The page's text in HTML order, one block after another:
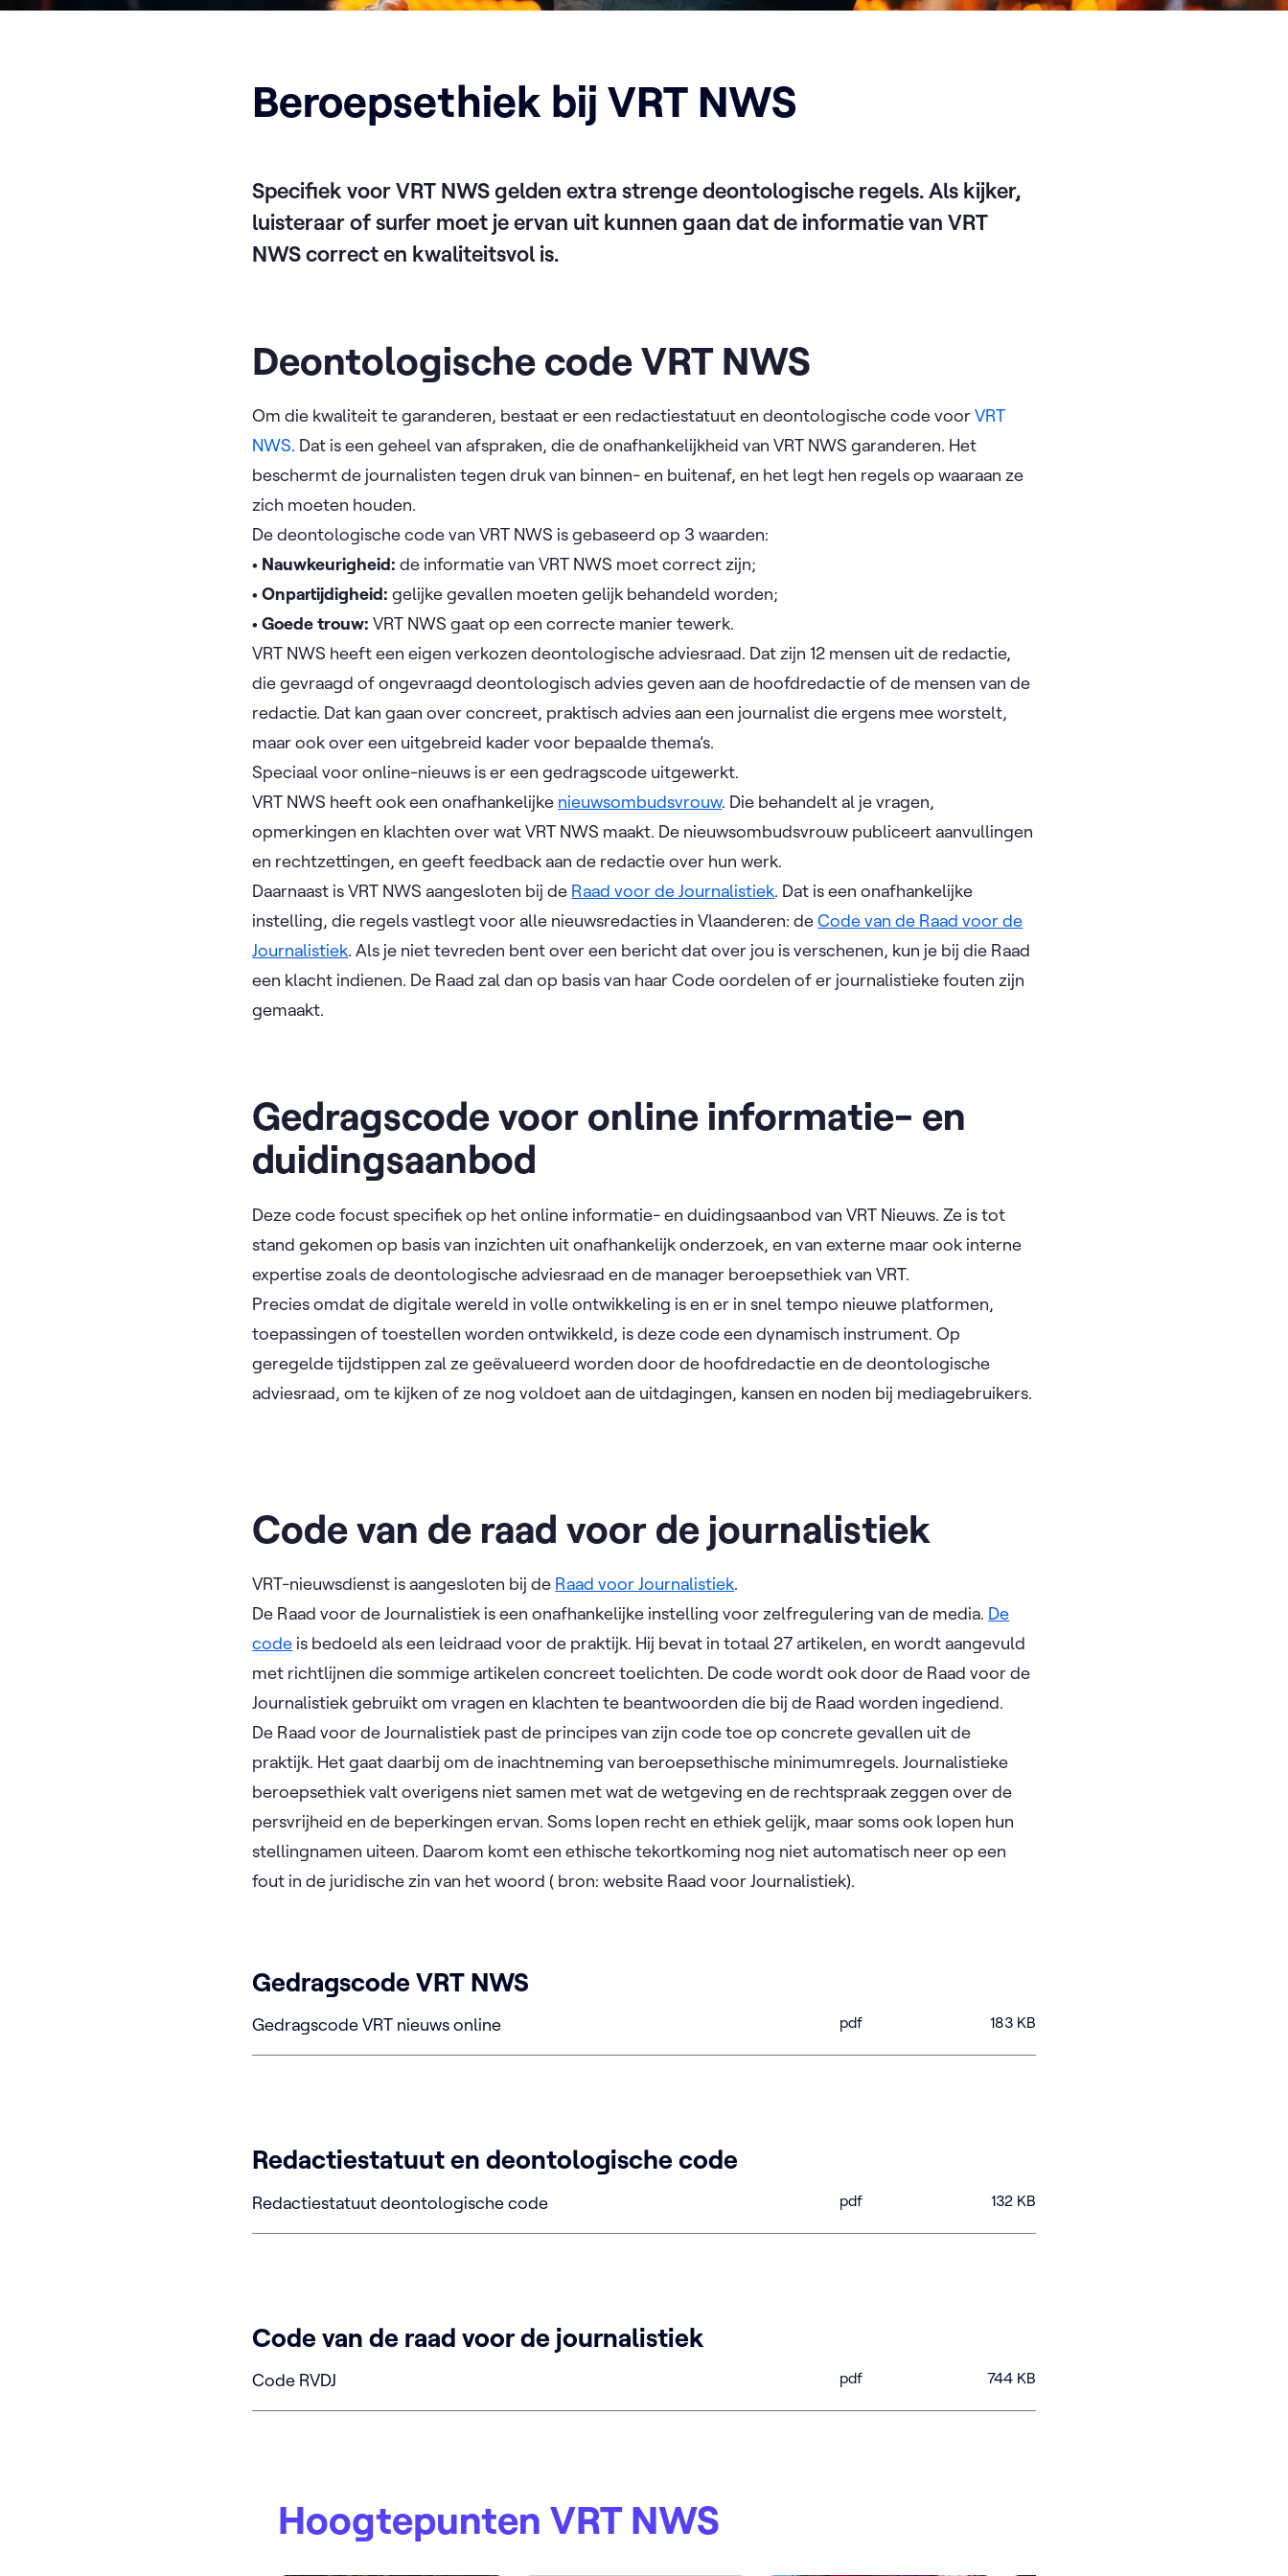
Beroepsethiek bij VRT NWS
Specifiek voorVRT NWSgelden extra strengedeontologische regels. Als kijker,
luisteraar of surfer moet je ervan uit kunnen gaan dat de informatie van VRT
NWS correct en kwaliteitsvol is.
Deontologische code VRT NWS
Om die kwaliteit te garanderen, bestaat er een redactiestatuut en deontologische code voorVRT
NWS. Dat is een geheel van afspraken, die de onafhankelijkheid van VRT NWS garanderen. Het
beschermt de journalisten tegen druk van binnen- en buitenaf, en het legt hen regels op waaraan ze
zich moeten houden.
De deontologische code van VRT NWS is gebaseerd op 3 waarden:
• Nauwkeurigheid:de informatie van VRT NWS moet correct zijn;
• Onpartijdigheid:gelijke gevallen moeten gelijk behandeld worden;
• Goede trouw:VRT NWS gaat op een correcte manier tewerk.
VRT NWS heeft een eigen verkozen deontologische adviesraad. Dat zijn 12 mensen uit de redactie,
die gevraagd of ongevraagd deontologisch advies geven aan de hoofdredactie of de mensen van de
redactie. Dat kan gaan over concreet, praktisch advies aan een journalist die ergens mee worstelt,
maar ook over een uitgebreid kader voor bepaalde thema’s.
Speciaal voor online-nieuws is er een gedragscode uitgewerkt.
VRT NWS heeft ook een onafhankelijke nieuwsombudsvrouw. Die behandelt al je vragen,
opmerkingen en klachten over wat VRT NWS maakt. De nieuwsombudsvrouw publiceert aanvullingen
en rechtzettingen, en geeft feedback aan de redactie over hun werk.
Daarnaast is VRT NWS aangesloten bij de Raad voor de Journalistiek. Dat is een onafhankelijke
instelling, die regels vastlegt voor alle nieuwsredacties in Vlaanderen: deCode van de Raad voor de
Journalistiek. Als je niet tevreden bent over een bericht dat over jou is verschenen, kun je bij die Raad
een klacht indienen. De Raad zal dan op basis van haar Code oordelen of er journalistieke fouten zijn
gemaakt.
Gedragscode voor online informatie- en
duidingsaanbod
Deze code focust specifiek op het online informatie- en duidings­aanbod van VRT Nieuws. Ze is tot
stand gekomen op basis van inzichten uit onafhankelijk onderzoek, en van externe maar ook interne
expertise zoals de deontologische adviesraad en de manager beroepsethiek van VRT.
Precies omdat de digitale wereld in volle ontwikkeling is en er in snel tempo nieuwe platformen,
toepassingen of toestellen worden ontwikkeld, is deze code een dynamisch instrument. Op
geregelde tijdstippen zal ze geëvalueerd worden door de hoofdredactie en de deontologische
adviesraad, om te kijken of ze nog voldoet aan de uitdagingen, kansen en noden bij mediagebruikers.
Code van de raad voor de journalistiek
VRT-nieuwsdienst is aangesloten bij de Raad voor Journalistiek.
De Raad voor de Journalistiek is een onafhankelijke instelling voor zelfregulering van de media. De
code is bedoeld als een leidraad voor de praktijk. Hij bevat in totaal 27 artikelen, en wordt aangevuld
met richtlijnen die sommige artikelen concreet toelichten. De code wordt ook door de Raad voor de
Journalistiek gebruikt om vragen en klachten te beantwoorden die bij de Raad worden ingediend.
De Raad voor de Journalistiek past de principes van zijn code toe op concrete gevallen uit de
praktijk. Het gaat daarbij om de inachtneming van beroepsethische minimumregels. Journalistieke
beroepsethiek valt overigens niet samen met wat de wetgeving en de rechtspraak zeggen over de
persvrijheid en de beperkingen ervan. Soms lopen recht en ethiek gelijk, maar soms ook lopen hun
stellingnamen uiteen. Daarom komt een ethische tekortkoming nog niet automatisch neer op een
fout in de juridische zin van het woord ( bron: website Raad voor Journalistiek).
Gedragscode VRT NWS
Gedragscode VRT nieuws online pdf 183KB
Redactiestatuut en deontologische code
Redactiestatuut deontologische code pdf 132KB
Code van de raad voor de journalistiek
Code RVDJ pdf 744KB
Hoogtepunten VRT NWS